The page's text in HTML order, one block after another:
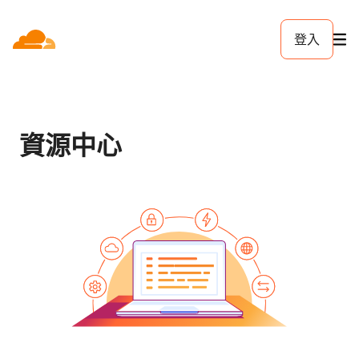
登入
資源中心